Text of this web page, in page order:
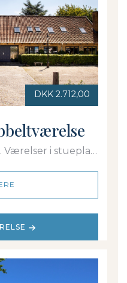
Værelser i stueplan
DKK 2.712,00